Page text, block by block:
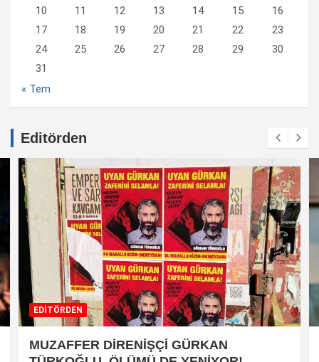
10
11 12 13 14 15
16
17
18 19 20 21 22
23
24
25 26 27 28 29
30
31
« Tem
Editörden
EDİTÖRDEN
MUZAFFER DİRENİŞÇİ GÜRKAN